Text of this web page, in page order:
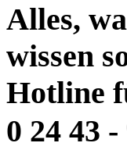
Alles,
wissen
Hotline
0 24 43